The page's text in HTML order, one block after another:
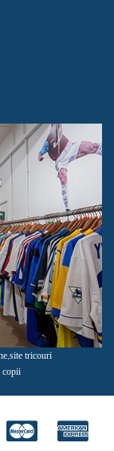
site tricouri
copii